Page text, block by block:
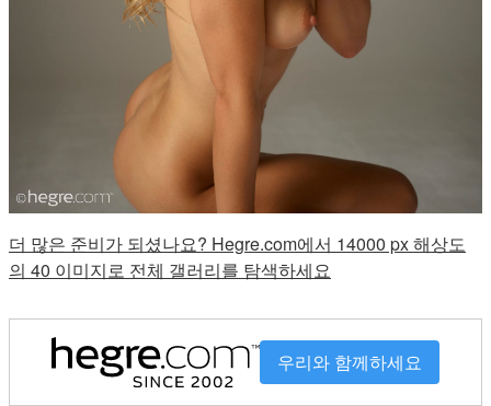
더 많은 준비가 되셨나요? Hegre.com에서 14000 px 해상도
의 40 이미지로 전체 갤러리를 탐색하세요
우리와 함께하세요